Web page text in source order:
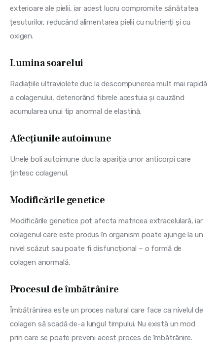
exterioare ale pielii, iar acest lucru compromite sănătatea
țesuturilor, reducând alimentarea pielii cu nutrienți și cu
oxigen.
Lumina soarelui
Radiațiile ultraviolete duc la descompunerea mult mai rapidă
a colagenului, deteriorând fibrele acestuia și cauzând
acumularea unui tip anormal de elastină.
Afecțiunile autoimune
Unele boli autoimune duc la apariția unor anticorpi care
țintesc colagenul.
Modificările genetice
Modificările genetice pot afecta matricea extracelulară, iar
colagenul care este produs în organism poate ajunge la un
nivel scăzut sau poate fi disfuncțional – o formă de
colagen anormală.
Procesul de îmbătrânire
Îmbătrânirea este un proces natural care face ca nivelul de
colagen să scadă de-a lungul timpului. Nu există un mod
prin care se poate preveni acest proces de îmbătrânire.